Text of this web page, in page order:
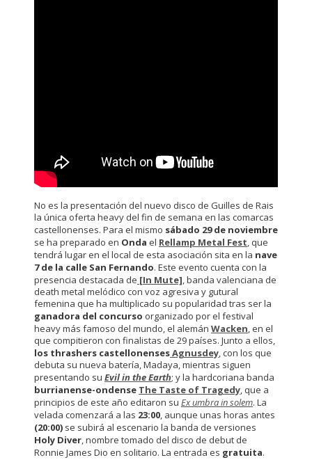
No es la presentación del nuevo disco de Guilles de Rais
la única oferta heavy del fin de semana en las comarcas
castellonenses. Para el mismo sábado 29 de noviembre
se ha preparado en Onda el Rellamp Metal Fest, que
tendrá lugar en el local de esta asociación sita en la nave
7 de la calle San Fernando. Este evento cuenta con la
presencia destacada de [In Mute], banda valenciana de
death metal melódico con voz agresiva y gutural
femenina que ha multiplicado su popularidad tras ser la
ganadora del concurso organizado por el festival
heavy más famoso del mundo, el alemán Wacken, en el
que compitieron con finalistas de 29 países. Junto a ellos,
los thrashers castellonensesAgnusdey, con los que
debuta su nueva batería, Madaya, mientras siguen
presentando su Evil in the Earth; y la hardcoriana banda
burrianense-ondense The Taste of Tragedy, que a
principios de este año editaron su Ex umbra in solem. La
velada comenzará a las 23:00, aunque unas horas antes
(20:00) se subirá al escenario la banda de versiones
Holy Diver, nombre tomado del disco de debut de
Ronnie James Dio en solitario. La entrada es gratuita.